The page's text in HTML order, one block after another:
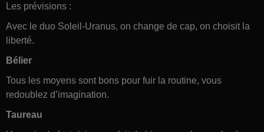
Les prévisions :
Avec le duo Soleil-Uranus, on change de cap, on choisit la
liberté.
Bélier
Tous les moyens sont bons pour fuir la routine, vous
redoublez d’imagination.
Taureau